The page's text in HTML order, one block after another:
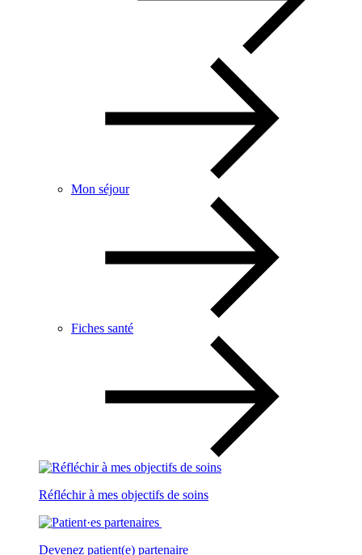
Mon séjour
Fiches santé
Réfléchir à mes objectifs de soins
Devenez patient(e) partenaire